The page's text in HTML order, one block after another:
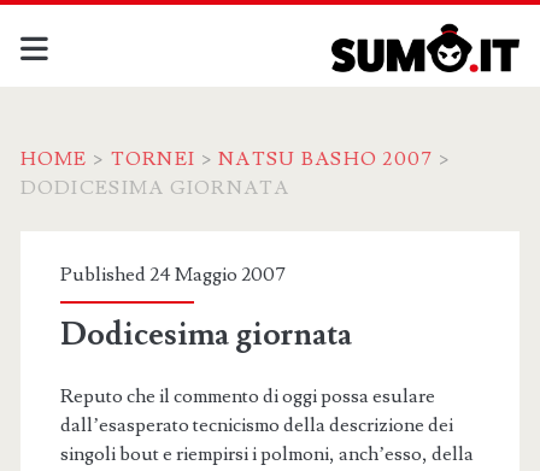
HOME > TORNEI >NATSU BASHO 2007 >
DODICESIMA GIORNATA
Published 24 Maggio 2007
Dodicesima giornata
Reputo che il commento di oggi possa esulare
dall’esasperato tecnicismo della descrizione dei
singoli bout e riempirsi i polmoni, anch’esso, della